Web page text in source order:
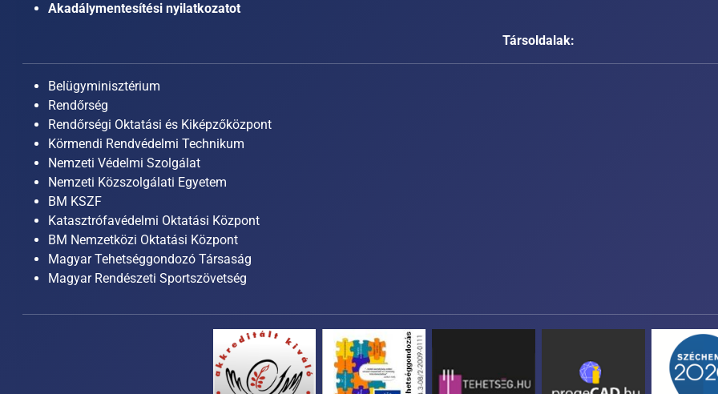
Akadálymentesítési nyilatkozatot
Társoldalak:
Belügyminisztérium
Rendőrség
Rendőrségi Oktatási és Kiképzőközpont
Körmendi Rendvédelmi Technikum
Nemzeti Védelmi Szolgálat
Nemzeti Közszolgálati Egyetem
BM KSZF
Katasztrófavédelmi Oktatási Központ
BM Nemzetközi Oktatási Központ
Magyar Tehetséggondozó Társaság
Magyar Rendészeti Sportszövetség